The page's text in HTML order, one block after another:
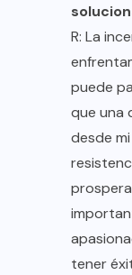
R: La
puede
que una
desde
tener